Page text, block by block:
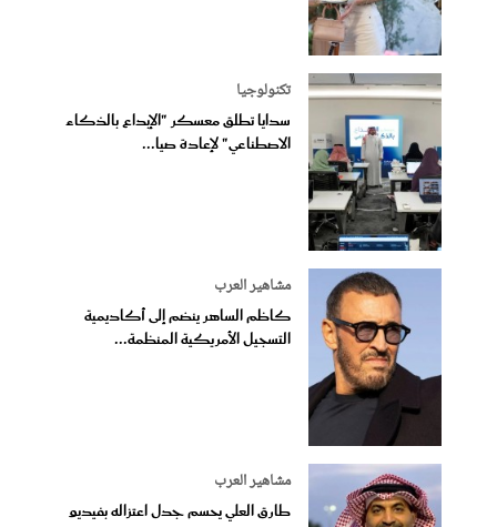
تكنولوجيا
سدايا تطلق معسكر "الإبداع بالذكاء
الاصطناعي" لإعادة صيا...
مشاهير العرب
كاظم الساهر ينضم إلى أكاديمية
التسجيل الأمريكية المنظمة...
مشاهير العرب
طارق العلي يحسم جدل اعتزاله بفيديو